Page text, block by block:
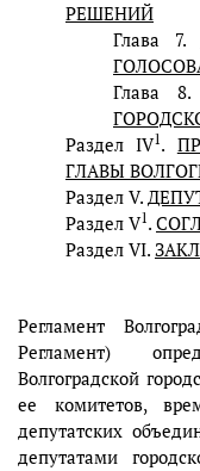
РЕШЕНИЙ
Глава 7.
Глава 8.
Раздел IV1.
ГЛАВЫ
Раздел V.
Раздел V1.
Раздел VI.
Регламент
Регламент)
Волгоградской
ее комитетов,
депутатских
депутатами